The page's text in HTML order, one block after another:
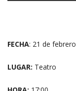
FECHA: 21 de febrero
LUGAR: Teatro